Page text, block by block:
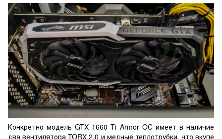
Конкретно модель GTX 1660 Ti Armor OC имеет в наличие
два вентилятора TORX 2.0 и медные теплотрубки, что вкупе